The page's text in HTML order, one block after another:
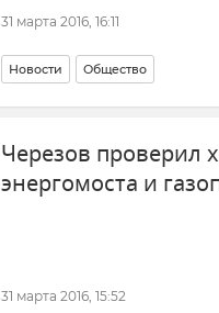
31 марта 2016, 16:11
Новости Общество
Черезов проверил
энергомоста и
31 марта 2016, 15:52